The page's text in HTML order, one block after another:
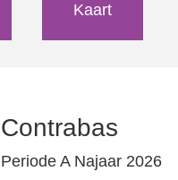
Kaart
Contrabas
Periode A Najaar 2026